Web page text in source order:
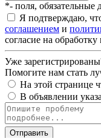
*- поля, обязательные
Я подтверждаю,
соглашением и
согласие на
Уже
Помогите нам стать
На этой странице
В объявлении
Отправить